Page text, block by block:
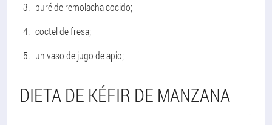
puré de remolacha cocido;
coctel de fresa;
un vaso de jugo de apio;
DIETA DE KÉFIR DE MANZANA